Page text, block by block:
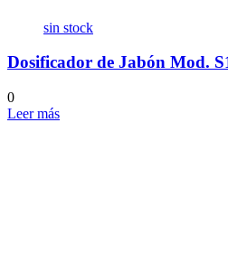
sin stock
Dosificador de Jabón Mod.
0
Leer más